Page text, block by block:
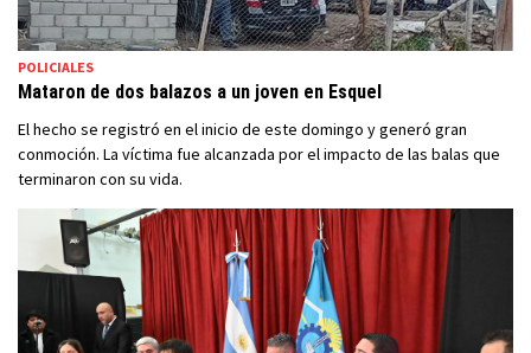
POLICIALES
Mataron de dos balazos a un joven en Esquel
El hecho se registró en el inicio de este domingo y generó gran
conmoción. La víctima fue alcanzada por el impacto de las balas que
terminaron con su vida.